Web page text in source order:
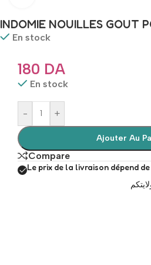
INDOMIE NOUILLES GOUT
En stock
180 DA
En stock
- +
Ajouter Au
Compare
Le prix de la livraison dépend